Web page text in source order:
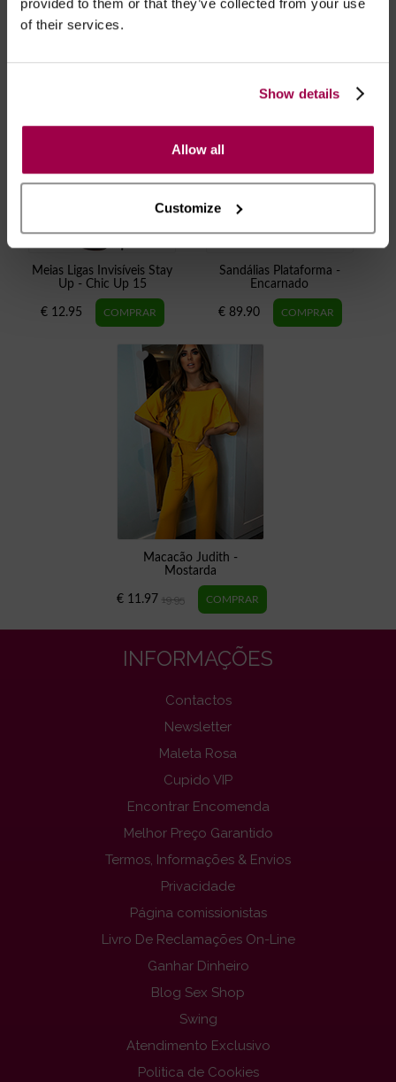
provided to them or that they’ve collected from your use
of their services.
Show details
Allow all
Customize
RECOMENDAMOS
Meias Ligas Invisíveis Stay
Up - Chic Up 15
€ 12.95
Sandálias Plataforma -
Encarnado
€ 89.90
Macacão Judith -
Mostarda
€ 11.97 19.95
INFORMAÇÕES
Contactos
Newsletter
Maleta Rosa
Cupido VIP
Encontrar Encomenda
Melhor Preço Garantido
Termos, Informações & Envios
Privacidade
Página comissionistas
Livro De Reclamações On-Line
Ganhar Dinheiro
Blog Sex Shop
Swing
Atendimento Exclusivo
Politica de Cookies